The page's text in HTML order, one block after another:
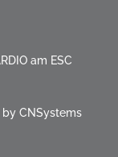
am ESC
by CNSystems